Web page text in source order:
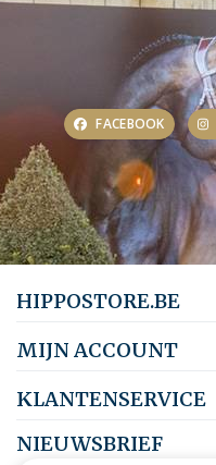
FACEBOOK
HIPPOSTORE.BE
MIJN ACCOUNT
KLANTENSERVICE
NIEUWSBRIEF